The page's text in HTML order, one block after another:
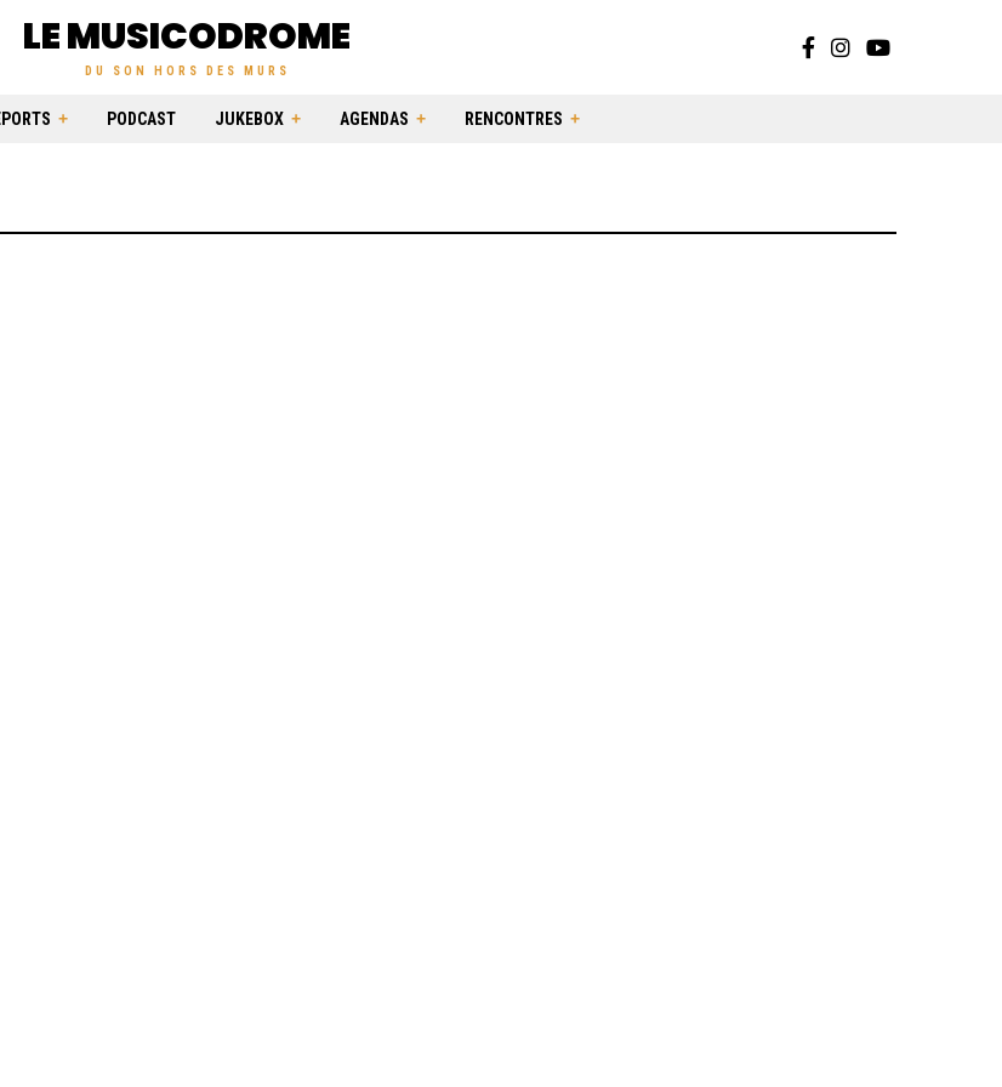
LE MUSICODROME
DU SON HORS DES MURS
PODCAST JUKEBOX AGENDAS RENCONTRES